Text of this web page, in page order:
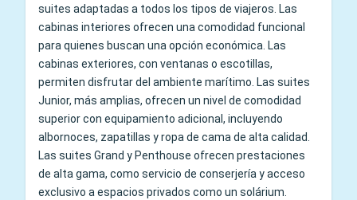
suites adaptadas a todos los tipos de viajeros. Las
cabinas interiores ofrecen una comodidad funcional
para quienes buscan una opción económica. Las
cabinas exteriores, con ventanas o escotillas,
permiten disfrutar del ambiente marítimo. Las suites
Junior, más amplias, ofrecen un nivel de comodidad
superior con equipamiento adicional, incluyendo
albornoces, zapatillas y ropa de cama de alta calidad.
Las suites Grand y Penthouse ofrecen prestaciones
de alta gama, como servicio de conserjería y acceso
exclusivo a espacios privados como un solárium.